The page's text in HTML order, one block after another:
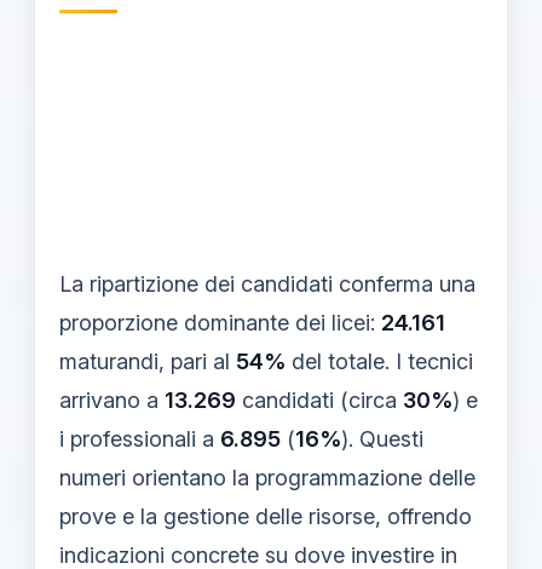
La ripartizione dei candidati conferma una
proporzione dominante dei licei: 24.161
maturandi, pari al 54% del totale. I tecnici
arrivano a 13.269 candidati (circa 30%) e
i professionali a 6.895 (16%). Questi
numeri orientano la programmazione delle
prove e la gestione delle risorse, offrendo
indicazioni concrete su dove investire in